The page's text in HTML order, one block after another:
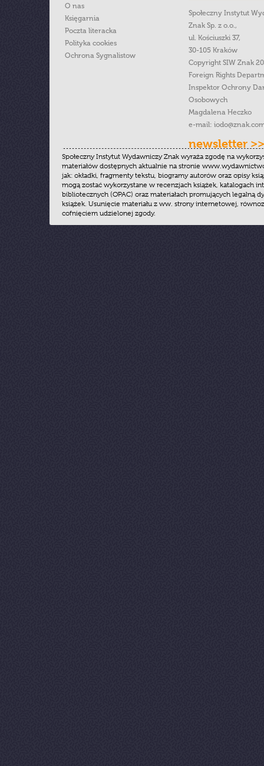
O nas
Księgarnia
Poczta literacka
Polityka cookies
Ochrona Sygnalistow
Społeczny Instytut
Znak Sp. z o.o.,
ul. Kościuszki 37,
30-105 Kraków
Copyright SIW Znak
Foreign Rights
Inspektor Ochrony
Osobowych
Magdalena Heczko
e-mail:
newsletter >>
Społeczny Instytut Wydawniczy Znak wyraża zgodę na
materiałów dostępnych aktualnie na stronie
jak: okładki, fragmenty tekstu, biogramy autorów oraz opisy
mogą zostać wykorzystane w recenzjach książek, katalogach
bibliotecznych (OPAC) oraz materiałach promujących legalną
książek. Usunięcie materiału z ww. strony internetowej,
cofnięciem udzielonej zgody.